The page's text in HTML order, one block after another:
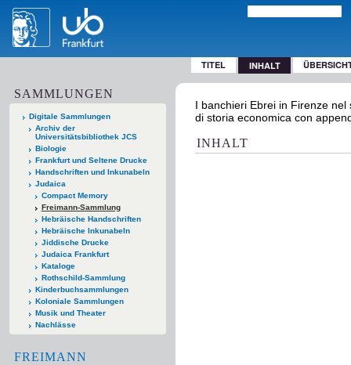
TITEL INHALT
SAMMLUNGEN
Digitale Sammlungen
Archiv der
Universitätsbibliothek JCS
Biologie
Frankfurt und Seltene Drucke
Handschriften und Inkunabeln
Judaica
Compact Memory
Freimann-Sammlung
Hebräische Handschriften
Hebräische Inkunabeln
Jiddische Drucke
Judaica Frankfurt
Kataloge
Rothschild-Sammlung
Kinderbuchsammlungen
Koloniale Sammlungen
Musik und Theater
Nachlässe
FREIMANN
I banchieri Ebrei in Firenze
di storia economica con
INHALT